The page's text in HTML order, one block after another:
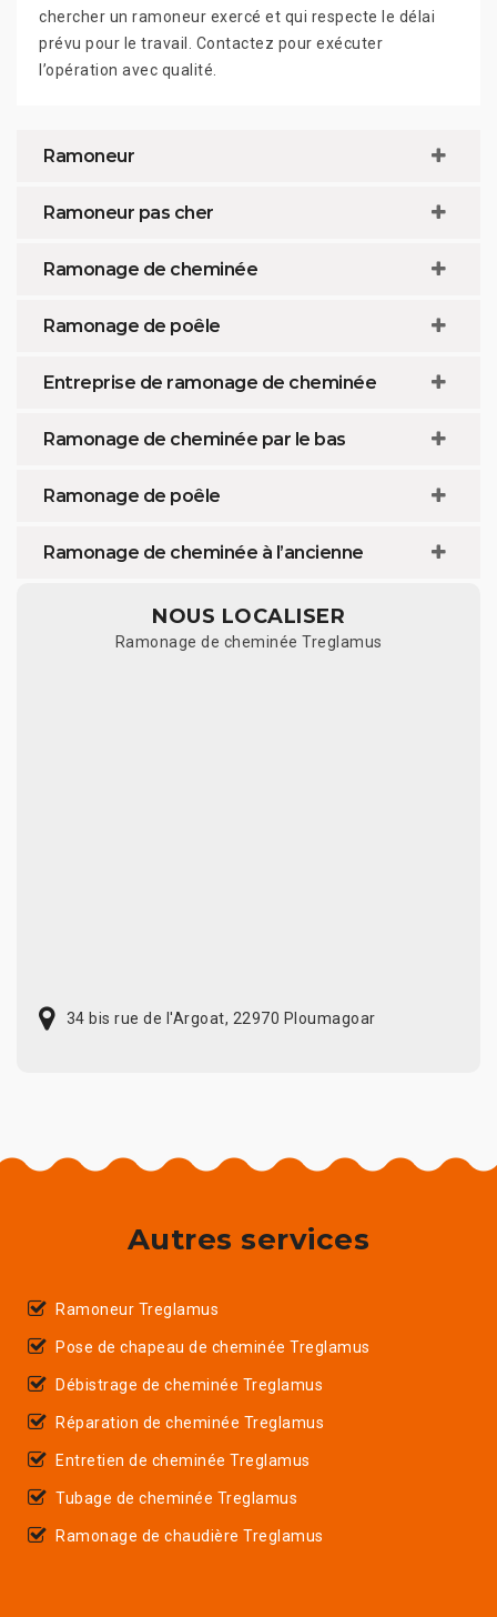
chercher un ramoneur exercé et qui respecte le délai
prévu pour le travail. Contactez pour exécuter
l’opération avec qualité.
Ramoneur
Ramoneur pas cher
Ramonage de cheminée
Ramonage de poêle
Entreprise de ramonage de cheminée
Ramonage de cheminée par le bas
Ramonage de poêle
Ramonage de cheminée à l’ancienne
NOUS LOCALISER
Ramonage de cheminée Treglamus
34 bis rue de l'Argoat, 22970 Ploumagoar
Autres services
Ramoneur Treglamus
Pose de chapeau de cheminée Treglamus
Débistrage de cheminée Treglamus
Réparation de cheminée Treglamus
Entretien de cheminée Treglamus
Tubage de cheminée Treglamus
Ramonage de chaudière Treglamus